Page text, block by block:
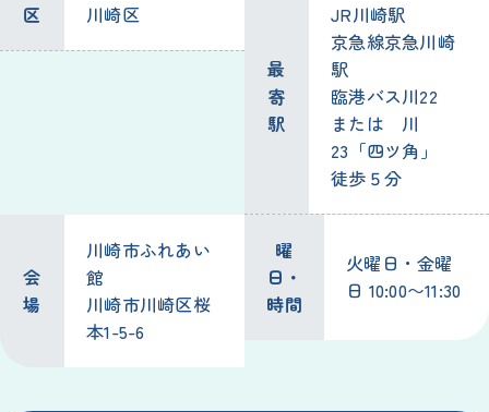
区 川崎区
最
寄
駅
JR川崎駅
京急線京急川崎
駅
臨港バス川22
または 川
23「四ツ角」
徒歩５分
会
場
川崎市ふれあい
館
川崎市川崎区桜
本1-5-6
曜
日・
時間
火曜日・金曜
日 10:00〜11:30